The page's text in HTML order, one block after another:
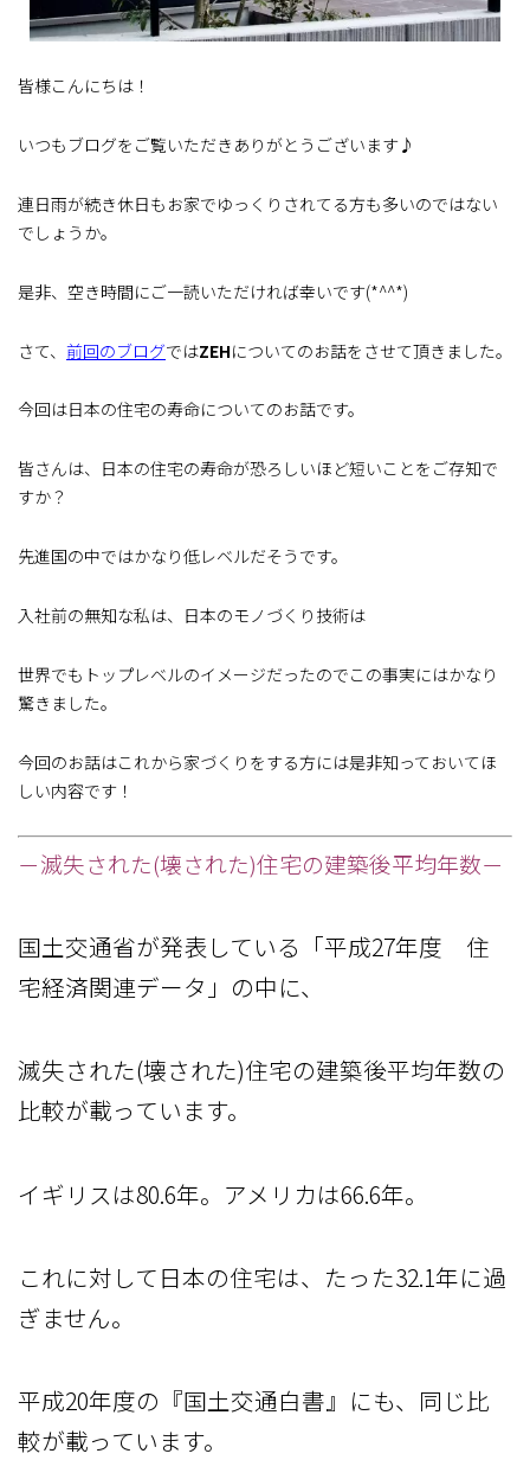
皆様こんにちは！
いつもブログをご覧いただきありがとうございます♪
連日雨が続き休日もお家でゆっくりされてる方も多いのではない
でしょうか。
是非、空き時間にご一読いただければ幸いです(*^^*)
さて、 前回のブログではZEHについてのお話をさせて頂きました。
今回は日本の住宅の寿命についてのお話です。
皆さんは、日本の住宅の寿命が恐ろしいほど短いことをご存知で
すか？
先進国の中ではかなり低レベルだそうです。
入社前の無知な私は、日本のモノづくり技術は
世界でもトップレベルのイメージだったのでこの事実にはかなり
驚きました。
今回のお話はこれから家づくりをする方には是非知っておいてほ
しい内容です！
－滅失された(壊された)住宅の建築後平均年数－
国土交通省が発表している「平成27年度 住
宅経済関連データ」の中に、
滅失された(壊された)住宅の建築後平均年数の
比較が載っています。
イギリスは80.6年。アメリカは66.6年。
これに対して日本の住宅は、たった32.1年に過
ぎません。
平成20年度の『国土交通白書』にも、同じ比
較が載っています。